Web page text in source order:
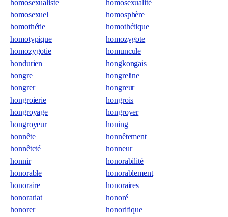
homosexualiste
homosexualité
homosexuel
homosphère
homothétie
homothétique
homotypique
homozygote
homozygotie
homuncule
hondurien
hongkongais
hongre
hongreline
hongrer
hongreur
hongroierie
hongrois
hongroyage
hongroyer
hongroyeur
honing
honnête
honnêtement
honnêteté
honneur
honnir
honorabilité
honorable
honorablement
honoraire
honoraires
honorariat
honoré
honorer
honorifique